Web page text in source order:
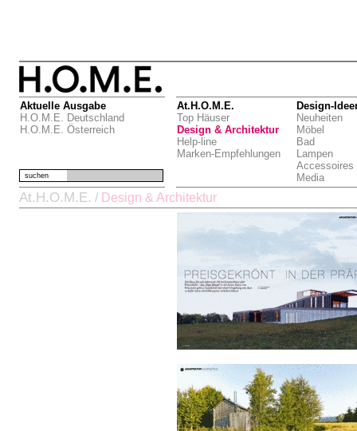
Aktuelle Ausgabe
H.O.M.E. Deutschland
H.O.M.E. Österreich
At.H.O.M.E.
Top Häuser
Design & Architektur
Help-line
Marken-Empfehlungen
Design-
Neuheiten
Möbel
Bad
Lampen
Accessoires
Media
suchen
At.H.O.M.E. / Design & Architektur